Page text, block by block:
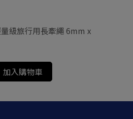
級旅行用長牽繩 6mm x
加入購物車